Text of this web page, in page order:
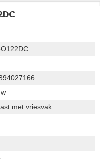
met vriesvak